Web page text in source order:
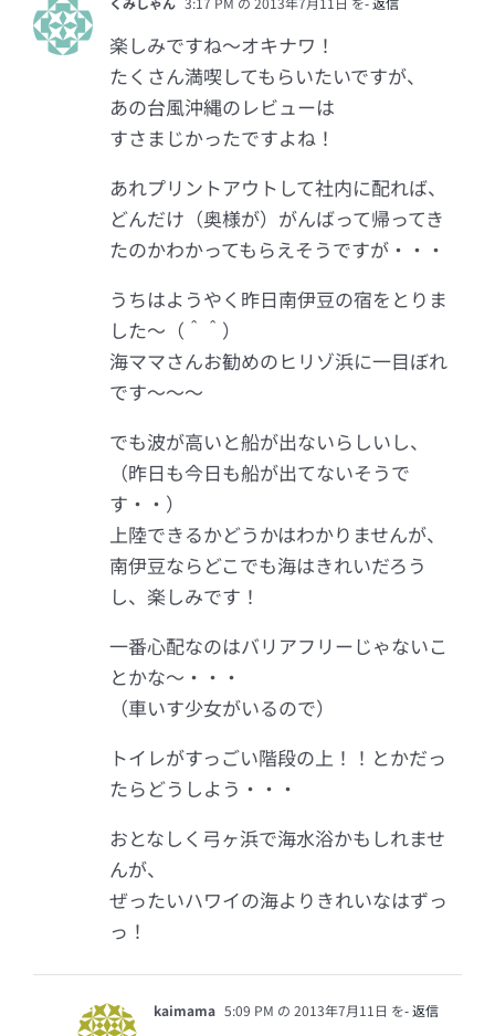
楽しみですね～オキナワ！
たくさん満喫してもらいたいですが、
あの台風沖縄のレビューは
すさまじかったですよね！
あれプリントアウトして社内に配れば、
どんだけ（奥様が）がんばって帰ってき
たのかわかってもらえそうですが・・・
うちはようやく昨日南伊豆の宿をとりま
した～（＾＾）
海ママさんお勧めのヒリゾ浜に一目ぼれ
です～～～
でも波が高いと船が出ないらしいし、
（昨日も今日も船が出てないそうで
す・・）
上陸できるかどうかはわかりませんが、
南伊豆ならどこでも海はきれいだろう
し、楽しみです！
一番心配なのはバリアフリーじゃないこ
とかな～・・・
（車いす少女がいるので）
トイレがすっごい階段の上！！とかだっ
たらどうしよう・・・
おとなしく弓ヶ浜で海水浴かもしれませ
んが、
ぜったいハワイの海よりきれいなはずっ
っ！
kaimama 5:09 PM の 2013年7月11日 を- 返信